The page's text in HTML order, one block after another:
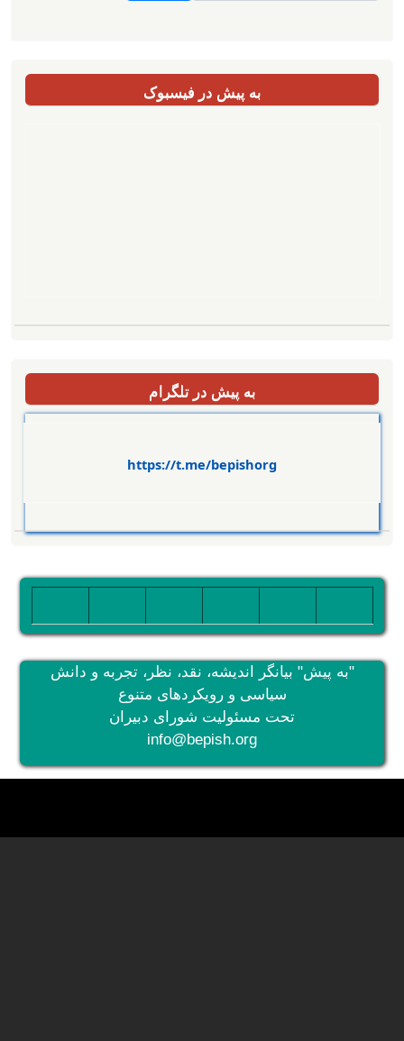
به پیش در فیسبوک
به پیش در تلگرام
https://t.me/bepishorg
"به پیش" بیانگر اندیشه، نقد، نظر، تجربه و دانش
سیاسی و رویکردهای متنوع
تحت مسئولیت شورای دبیران
info@bepish.org